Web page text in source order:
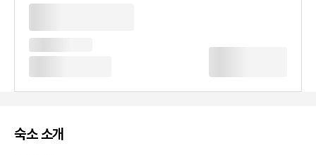
숙소 소개